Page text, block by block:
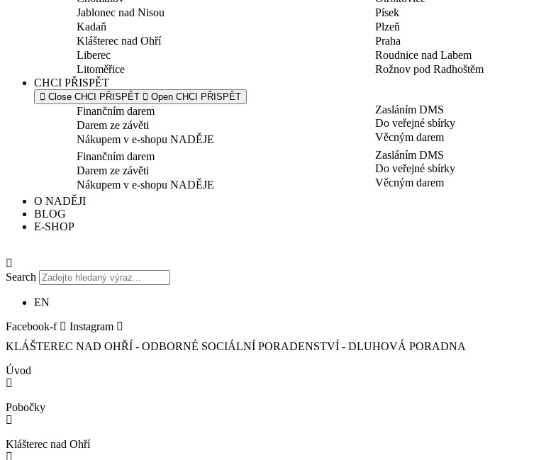
Jablonec nad Nisou
Kadaň
Klášterec nad Ohří
Liberec
Litoměřice
Písek
Plzeň
Praha
Roudnice nad Labem
Rožnov pod Radhoštěm
CHCI PŘISPĚT
Close CHCI PŘISPĚT Open CHCI PŘISPĚT
Finančním darem
Darem ze závěti
Nákupem v e-shopu NADĚJE
Zasláním DMS
Do veřejné sbírky
Věcným darem
Finančním darem
Darem ze závěti
Nákupem v e-shopu NADĚJE
Zasláním DMS
Do veřejné sbírky
Věcným darem
O NADĚJI
BLOG
E-SHOP
Search
EN
Facebook-f
Instagram
KLÁŠTEREC NAD OHŘÍ - ODBORNÉ SOCIÁLNÍ PORADENSTVÍ - DLUHOVÁ PORADNA
Úvod
Pobočky
Klášterec nad Ohří